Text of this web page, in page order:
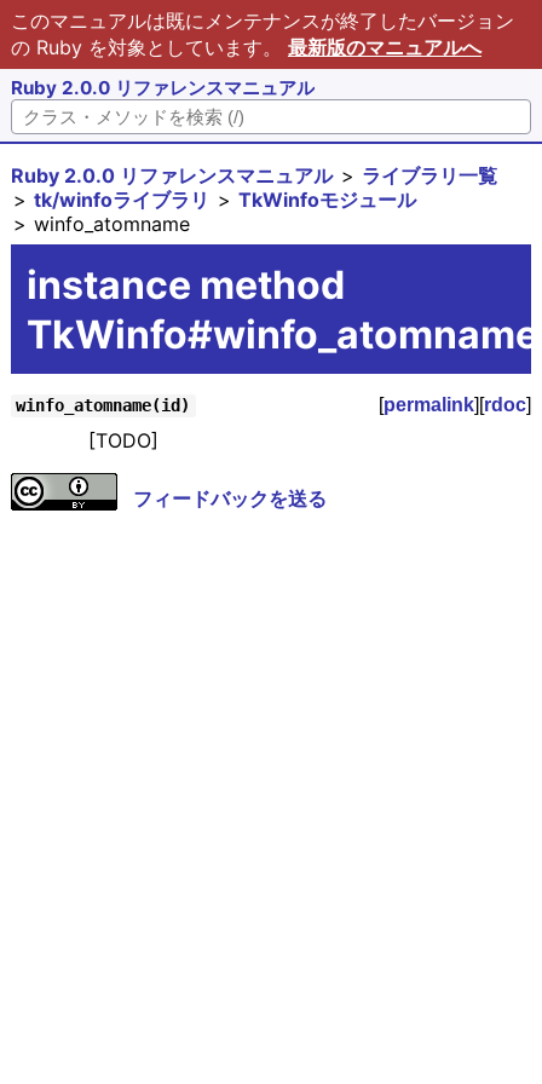
このマニュアルは既にメンテナンスが終了したバージョン
の Ruby を対象としています。 最新版のマニュアルへ
Ruby 2.0.0 リファレンスマニュアル
Ruby 2.0.0 リファレンスマニュアル
ライブラリ一覧
tk/winfoライブラリ
TkWinfoモジュール
winfo_atomname
instance method
TkWinfo#winfo_atomname
winfo_atomname(id) [permalink][rdoc]
[TODO]
フィードバックを送る